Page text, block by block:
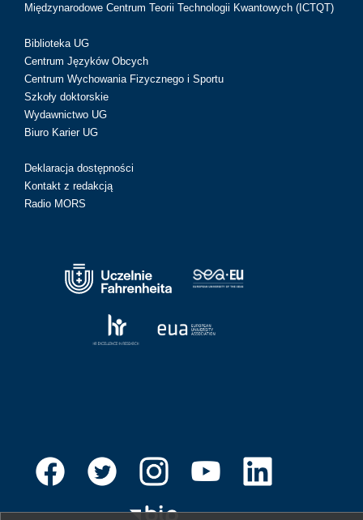
Międzynarodowe Centrum Teorii Technologii Kwantowych (ICTQT)
Biblioteka UG
Centrum Języków Obcych
Centrum Wychowania Fizycznego i Sportu
Szkoły doktorskie
Wydawnictwo UG
Biuro Karier UG
Deklaracja dostępności
Kontakt z redakcją
Radio MORS